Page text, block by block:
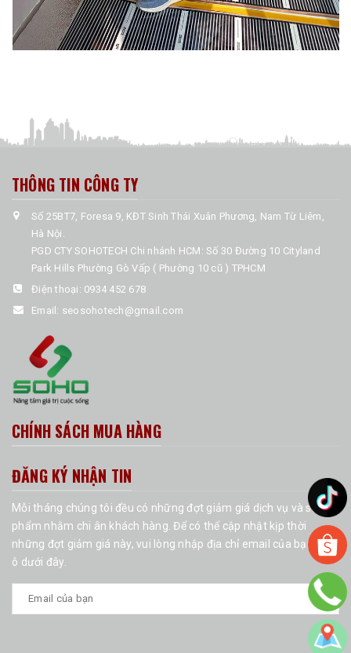
THÔNG TIN CÔNG TY
Số 25BT7, Foresa 9, KĐT Sinh Thái Xuân Phương, Nam Từ Liêm,
Hà Nội.
PGD CTY SOHOTECH Chi nhánh HCM: Số 30 Đường 10 Cityland
Park Hills Phường Gò Vấp ( Phường 10 cũ ) TPHCM
Điện thoại: 0934 452 678
Email: seosohotech@gmail.com
CHÍNH SÁCH MUA HÀNG
ĐĂNG KÝ NHẬN TIN
Mỗi tháng chúng tôi đều có những đợt giảm giá dịch vụ và sản
phẩm nhằm chi ân khách hàng. Để có thể cập nhật kịp thời
những đợt giảm giá này, vui lòng nhập địa chỉ email của bạn vào
ô dưới đây.